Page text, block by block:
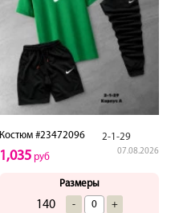
Костюм #23472096 2-1-29
07.08.2026
1,035 руб
Размеры
140 - +